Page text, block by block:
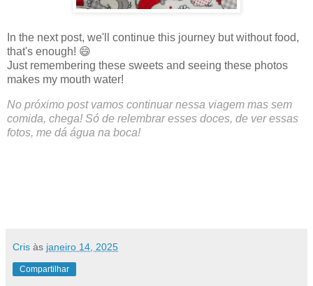
In the next post, we'll continue this journey but without food,
that's enough! 😄
Just remembering these sweets and seeing these photos
makes my mouth water!
No próximo post vamos continuar nessa viagem mas sem
comida, chega! Só de relembrar esses doces, de ver essas
fotos, me dá água na boca!
Cris às janeiro 14, 2025
Compartilhar